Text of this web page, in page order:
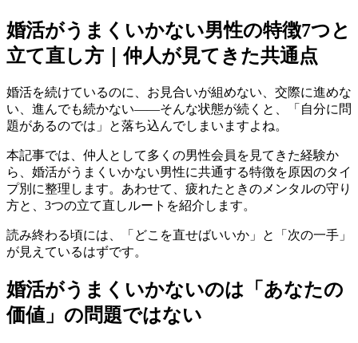
婚活がうまくいかない男性の特徴7つと
立て直し方｜仲人が見てきた共通点
婚活を続けているのに、お見合いが組めない、交際に進めな
い、進んでも続かない――そんな状態が続くと、「自分に問
題があるのでは」と落ち込んでしまいますよね。
本記事では、仲人として多くの男性会員を見てきた経験か
ら、婚活がうまくいかない男性に共通する特徴を原因のタイ
プ別に整理します。あわせて、疲れたときのメンタルの守り
方と、3つの立て直しルートを紹介します。
読み終わる頃には、「どこを直せばいいか」と「次の一手」
が見えているはずです。
婚活がうまくいかないのは「あなたの
価値」の問題ではない